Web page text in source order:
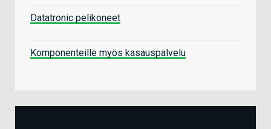
Datatronic pelikoneet
Komponenteille myös kasauspalvelu